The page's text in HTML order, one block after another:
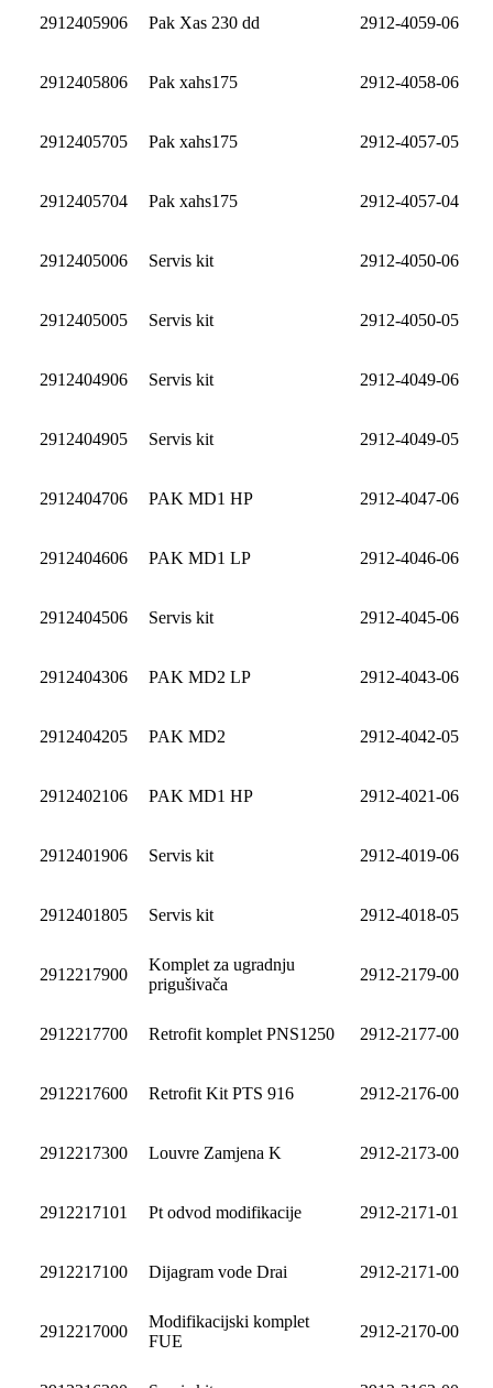
2912405906 Pak Xas 230 dd 2912-4059-06
2912405806 Pak xahs175 2912-4058-06
2912405705 Pak xahs175 2912-4057-05
2912405704 Pak xahs175 2912-4057-04
2912405006 Servis kit 2912-4050-06
2912405005 Servis kit 2912-4050-05
2912404906 Servis kit 2912-4049-06
2912404905 Servis kit 2912-4049-05
2912404706 PAK MD1 HP 2912-4047-06
2912404606 PAK MD1 LP 2912-4046-06
2912404506 Servis kit 2912-4045-06
2912404306 PAK MD2 LP 2912-4043-06
2912404205 PAK MD2 2912-4042-05
2912402106 PAK MD1 HP 2912-4021-06
2912401906 Servis kit 2912-4019-06
2912401805 Servis kit 2912-4018-05
2912217900
Komplet za ugradnju
prigušivača
2912-2179-00
2912217700 Retrofit komplet PNS1250 2912-2177-00
2912217600 Retrofit Kit PTS 916 2912-2176-00
2912217300 Louvre Zamjena K 2912-2173-00
2912217101 Pt odvod modifikacije 2912-2171-01
2912217100 Dijagram vode Drai 2912-2171-00
2912217000
Modifikacijski komplet
FUE
2912-2170-00